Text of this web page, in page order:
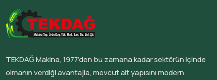
TEKDAĞ Makina, 1977’den bu zamana kadar sektörün içinde
olmanın verdiği avantajla, mevcut alt yapısını modern